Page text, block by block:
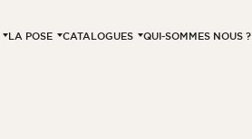
LA POSE CATALOGUES QUI-SOMMES NOUS ?